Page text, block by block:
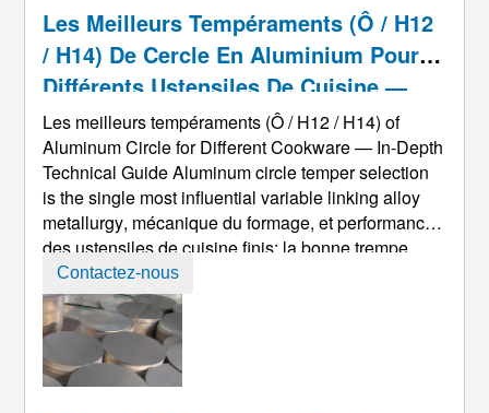
poinçon. La partie bride est soumise à une force de
compression dans le sens circonférentiel et à une
force de traction dans le sens radial. ...
Les Meilleurs Tempéraments (Ô / H12
/ H14) De Cercle En Aluminium Pour
Différents Ustensiles De Cuisine —
Guide Technique Détaillé
Les meilleurs tempéraments (Ô / H12 / H14)of
Aluminum Circle for Different Cookware — In-Depth
Technical Guide Aluminum circle temper selection
is the single most influential variable linking alloy
metallurgy, mécanique du formage, et performances
des ustensiles de cuisine finis; la bonne trempe
optimise l'emboutissage, réduit les déchets, et
assure la stabilité dimensionnelle lors du
revêtement et de l'utilisation ultérieurs. Résumé
exécutif (vite ta ...
Contactez-nous